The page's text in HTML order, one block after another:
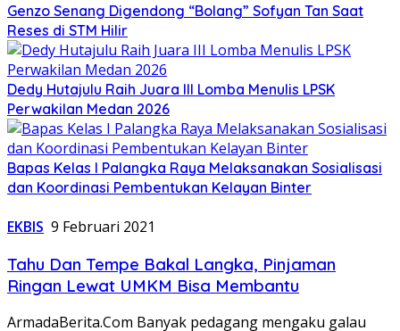
Genzo Senang Digendong “Bolang” Sofyan Tan Saat
Reses di STM Hilir
Dedy Hutajulu Raih Juara III Lomba Menulis LPSK
Perwakilan Medan 2026
Bapas Kelas I Palangka Raya Melaksanakan Sosialisasi
dan Koordinasi Pembentukan Kelayan Binter
EKBIS 9 Februari 2021
Tahu Dan Tempe Bakal Langka, Pinjaman
Ringan Lewat UMKM Bisa Membantu
ArmadaBerita.Com Banyak pedagang mengaku galau